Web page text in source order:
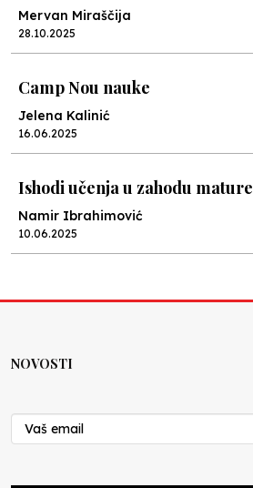
Mervan Miraščija
28.10.2025
Camp Nou nauke
Jelena Kalinić
16.06.2025
Ishodi učenja u zahodu mature
Namir Ibrahimović
10.06.2025
Nenad Veličković
29.10.2024
NOVOSTI